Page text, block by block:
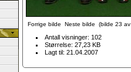
Forrige bilde Neste bilde (bilde 23
Antall visninger: 102
Størrelse: 27,23 KB
Lagt til: 21.04.2007